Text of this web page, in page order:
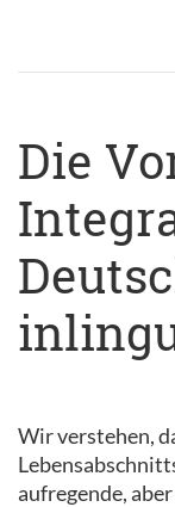
Die
Wir verstehen,
aufregende,